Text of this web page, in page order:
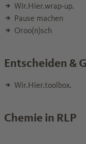
Wir.Hier.wrap-up.
Pause machen
Oroo(n)sch
Entscheiden &
Wir.Hier.toolbox.
Chemie in RLP